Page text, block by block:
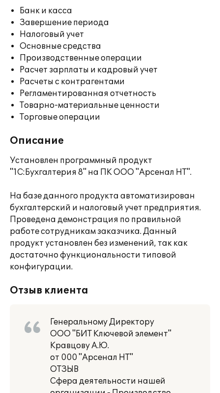
Банк и касса
Завершение периода
Налоговый учет
Основные средства
Производственные операции
Расчет зарплаты и кадровый учет
Расчеты с контрагентами
Регламентированная отчетность
Товарно-материальные ценности
Торговые операции
Описание
Установлен программный продукт
"1С:Бухгалтерия 8" на ПК ООО "Арсенал НТ".
На базе данного продукта автоматизирован
бухгалтерский и налоговый учет предприятия.
Проведена демонстрация по правильной
работе сотрудникам заказчика. Данный
продукт установлен без изменений, так как
достаточно функциональности типовой
конфигурации.
Отзыв клиента
Генеральному Директору
ООО "БИТ Ключевой элемент"
Кравцову А.Ю.
от 000 "Арсенал НТ"
ОТЗЫВ
Сфера деятельности нашей